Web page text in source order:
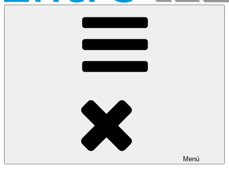
Menú